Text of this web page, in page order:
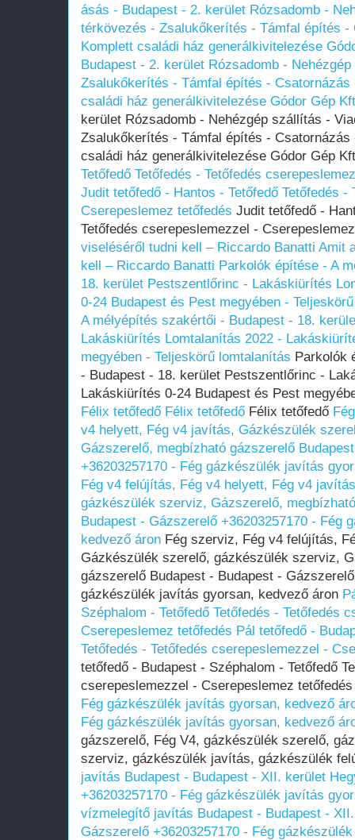
ásás - Budapest - 2. kerület Rózsadomb -
térkövezés - Zsalukőkerítés - Támfal építés
Komplett családi ház generálkivitelezése
Budapest - 2. kerület Rózsadomb -
Zsalukőkerítés - Támfal építés -
családi ház generálkivitelezése Gódor Gép
kerület Rózsadomb - Nehézgép szállítás -
Zsalukőkerítés - Támfal építés -
családi ház generálkivitelezése Gódor Gép
Tetőfedő Tetőfedés - Tetőfedés
Judit tetőfedő - Hantos - Tetőfedő Tetőfedés
Cserepeslemez tetőfedés Judit tetőfedő -
Tetőfedés cserepeslemezzel -
viseléséről tudni kell – Riccardo Banatti Amit
kell – Riccardo Banatti Parkolók építése - A
18. kerület Pestszentlőrinc - Lakáskiürítés
0-24 Budapest és Pest megyében‎ -
A mélyépítés szakértői - Budapest - 18.
Lakáskiürítés Lomtalanítás‎ 2022 -
megyében‎ - Teljeskörű lomtalanítás Parkolók
- Budapest - 18. kerület Pestszentlőrinc -
Lakáskiürítés 0-24 Budapest és Pest
Félix tetőfedő Félix tetőfedő Félix tetőfedő
v4 helyett, Fég v4 javítás, Gázkészülék
Gázszerelő, megbízható gázszerelő
+36203257170 - Fég gázkészülék javítás
Fég v4 felújítás, Fég v4 helyett, Fég v4
gázkészülék szerviz, Gázszerelő,
Budapest - Gázszerelő +36203257170 - Fég
kedvező áron Fég szerviz, Fég v4 felújítás,
Gázkészülék szerelő, gázkészülék szerviz,
gázszerelő Budapest - Budapest -
gázkészülék javítás gyorsan, kedvező áron
Széphalom - Tetőfedő Tetőfedés - Tetőfedés
Cserepeslemez tetőfedés Pál tetőfedő -
Tetőfedés - Tetőfedés cserepeslemezzel -
tetőfedő - Budapest - Széphalom - Tetőfedő
cserepeslemezzel - Cserepeslemez
Fég gázkészülék javítás gyorsan, kedvező
Fég gázkészülék javítás gyorsan, kedvező
gázszerelő, Fég V4, gázkészülék szerelő,
szerviz, gázkészülék javítás, gázkészülék
javítás Budapest - Budapest - XII. kerület
+36203257170 - Fég gázkészülék javítás
vízmelegítő javítás Budapest - Budapest -
Gázszerelő +36203257170 - Fég